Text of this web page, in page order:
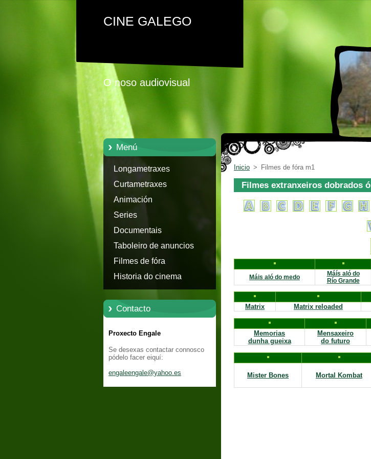
CINE GALEGO
O noso audiovisual
Menú
Longametraxes
Curtametraxes
Animación
Series
Documentais
Taboleiro de anuncios
Filmes de fóra
Historia do cinema
Contacto
Proxecto Engale
Se desexas contactar connosco
pódelo facer eiquí:
engaleengale@yahoo.es
Inicio > Filmes de fóra m1
Filmes extranxeiros dobrados
Máis aló do medo
Máís aló do
Río Grande
Matrix Matrix reloaded
Memorias
dunha gueixa
Mensaxeiro
do futuro
Mister Bones Mortal Kombat